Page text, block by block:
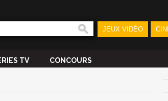
JEUX VIDÉO
TV CONCOURS